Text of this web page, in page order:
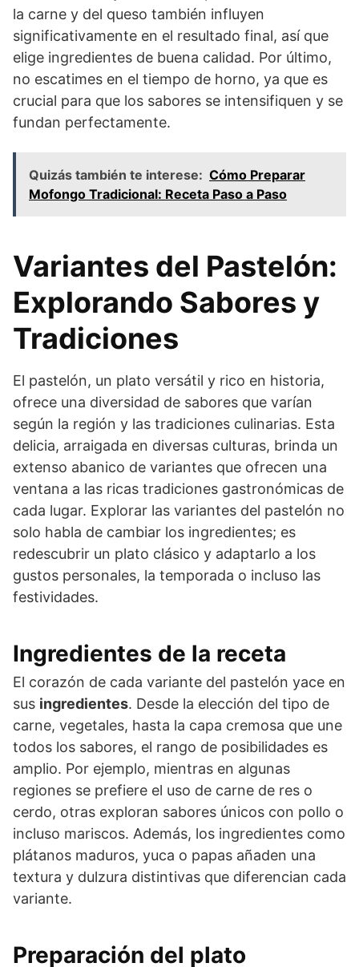
la carne y del queso también influyen
significativamente en el resultado final, así que
elige ingredientes de buena calidad. Por último,
no escatimes en el tiempo de horno, ya que es
crucial para que los sabores se intensifiquen y se
fundan perfectamente.
Quizás también te interese: Cómo Preparar
Mofongo Tradicional: Receta Paso a Paso
Variantes del Pastelón:
Explorando Sabores y
Tradiciones
El pastelón, un plato versátil y rico en historia,
ofrece una diversidad de sabores que varían
según la región y las tradiciones culinarias. Esta
delicia, arraigada en diversas culturas, brinda un
extenso abanico de variantes que ofrecen una
ventana a las ricas tradiciones gastronómicas de
cada lugar. Explorar las variantes del pastelón no
solo habla de cambiar los ingredientes; es
redescubrir un plato clásico y adaptarlo a los
gustos personales, la temporada o incluso las
festividades.
Ingredientes de la receta
El corazón de cada variante del pastelón yace en
sus ingredientes. Desde la elección del tipo de
carne, vegetales, hasta la capa cremosa que une
todos los sabores, el rango de posibilidades es
amplio. Por ejemplo, mientras en algunas
regiones se prefiere el uso de carne de res o
cerdo, otras exploran sabores únicos con pollo o
incluso mariscos. Además, los ingredientes como
plátanos maduros, yuca o papas añaden una
textura y dulzura distintivas que diferencian cada
variante.
Preparación del plato